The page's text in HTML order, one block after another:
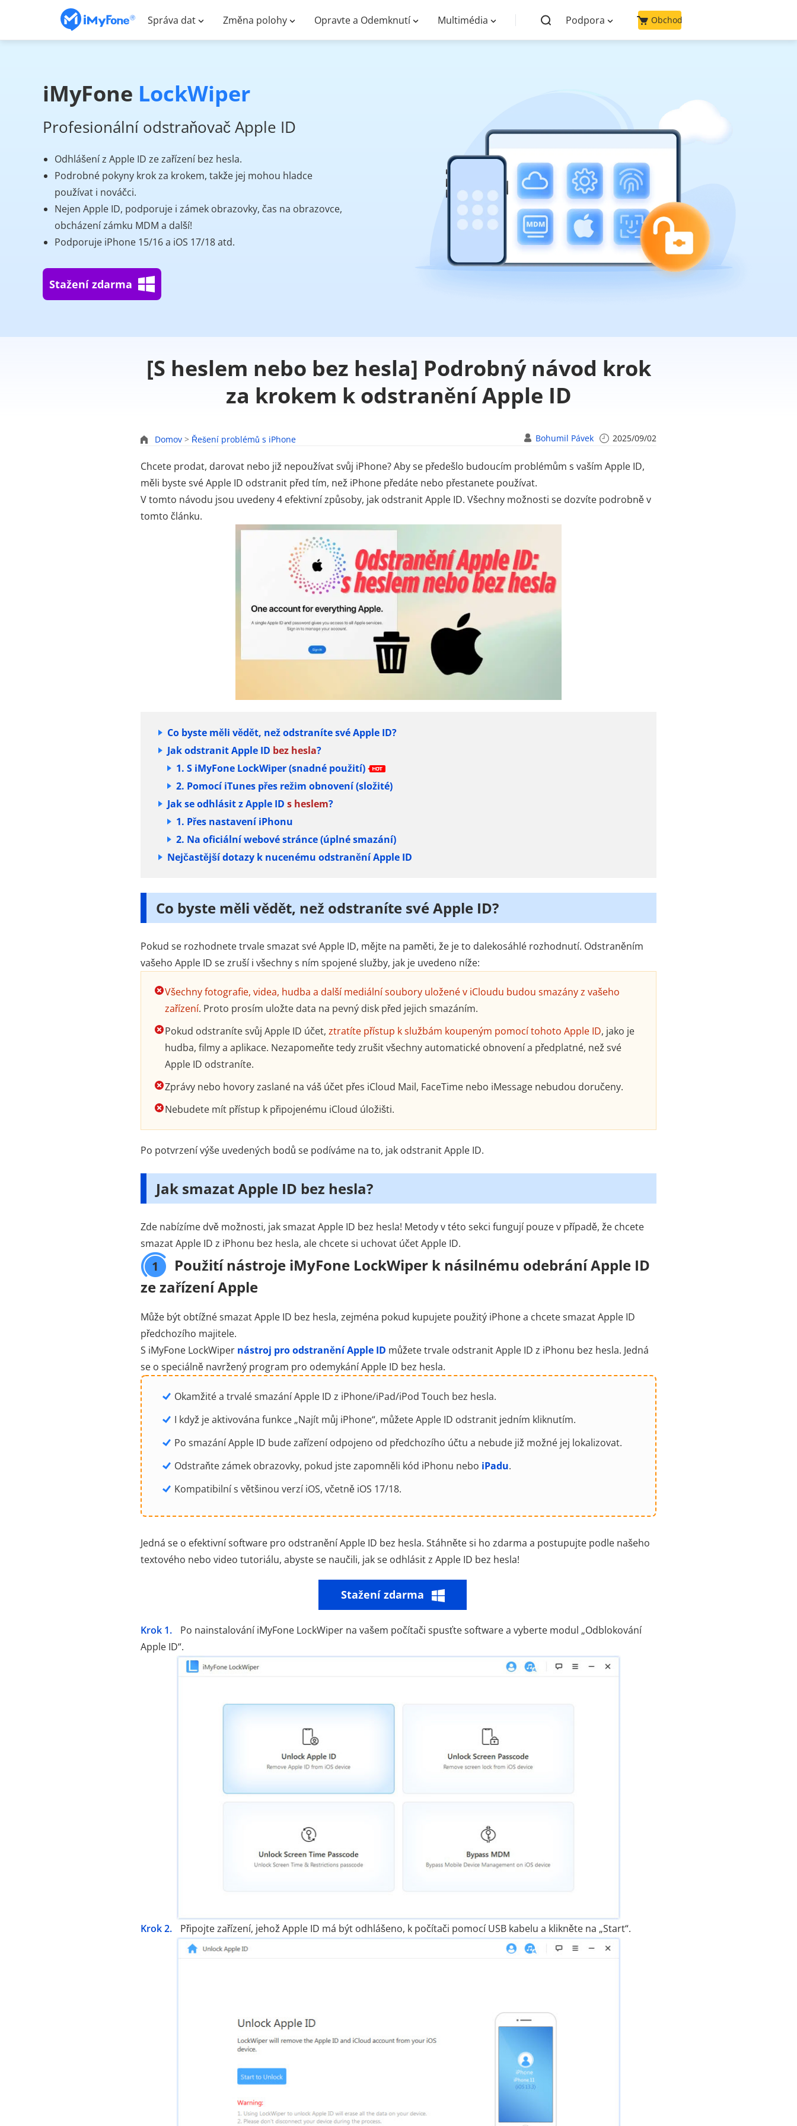
Správa dat Změna polohy Opravte a Odemknutí Multimédia Podpora Obchod
iMyFone LockWiper
Profesionální odstraňovač Apple ID
Odhlášení z Apple ID ze zařízení bez hesla.
Podrobné pokyny krok za krokem, takže jej mohou hladce
používat i nováčci.
Nejen Apple ID, podporuje i zámek obrazovky, čas na obrazovce,
obcházení zámku MDM a další!
Podporuje iPhone 15/16 a iOS 17/18 atd.
Stažení zdarma
[S heslem nebo bez hesla] Podrobný návod krok
za krokem k odstranění Apple ID
Domov > Řešení problémů s iPhone Bohumil Pávek 2025/09/02
Chcete prodat, darovat nebo již nepoužívat svůj iPhone? Aby se předešlo budoucím problémům s vaším Apple ID,
měli byste své Apple ID odstranit před tím, než iPhone předáte nebo přestanete používat.
V tomto návodu jsou uvedeny 4 efektivní způsoby, jak odstranit Apple ID. Všechny možnosti se dozvíte podrobně v
tomto článku.
Co byste měli vědět, než odstraníte své Apple ID?
Jak odstranit Apple ID bez hesla?
1. S iMyFone LockWiper (snadné použití)
2. Pomocí iTunes přes režim obnovení (složité)
Jak se odhlásit z Apple ID s heslem?
1. Přes nastavení iPhonu
2. Na oficiální webové stránce (úplné smazání)
Nejčastější dotazy k nucenému odstranění Apple ID
Co byste měli vědět, než odstraníte své Apple ID?
Pokud se rozhodnete trvale smazat své Apple ID, mějte na paměti, že je to dalekosáhlé rozhodnutí. Odstraněním
vašeho Apple ID se zruší i všechny s ním spojené služby, jak je uvedeno níže:
Všechny fotografie, videa, hudba a další mediální soubory uložené v iCloudu budou smazány z vašeho
zařízení. Proto prosím uložte data na pevný disk před jejich smazáním.
Pokud odstraníte svůj Apple ID účet, ztratíte přístup k službám koupeným pomocí tohoto Apple ID, jako je
hudba, filmy a aplikace. Nezapomeňte tedy zrušit všechny automatické obnovení a předplatné, než své
Apple ID odstraníte.
Zprávy nebo hovory zaslané na váš účet přes iCloud Mail, FaceTime nebo iMessage nebudou doručeny.
Nebudete mít přístup k připojenému iCloud úložišti.
Po potvrzení výše uvedených bodů se podíváme na to, jak odstranit Apple ID.
Jak smazat Apple ID bez hesla?
Zde nabízíme dvě možnosti, jak smazat Apple ID bez hesla! Metody v této sekci fungují pouze v případě, že chcete
smazat Apple ID z iPhonu bez hesla, ale chcete si uchovat účet Apple ID.
1
Použití nástroje iMyFone LockWiper k násilnému odebrání Apple ID
ze zařízení Apple
Může být obtížné smazat Apple ID bez hesla, zejména pokud kupujete použitý iPhone a chcete smazat Apple ID
předchozího majitele.
S iMyFone LockWiper nástroj pro odstranění Apple ID můžete trvale odstranit Apple ID z iPhonu bez hesla. Jedná
se o speciálně navržený program pro odemykání Apple ID bez hesla.
Okamžité a trvalé smazání Apple ID z iPhone/iPad/iPod Touch bez hesla.
I když je aktivována funkce „Najít můj iPhone“, můžete Apple ID odstranit jedním kliknutím.
Po smazání Apple ID bude zařízení odpojeno od předchozího účtu a nebude již možné jej lokalizovat.
Odstraňte zámek obrazovky, pokud jste zapomněli kód iPhonu nebo iPadu.
Kompatibilní s většinou verzí iOS, včetně iOS 17/18.
Jedná se o efektivní software pro odstranění Apple ID bez hesla. Stáhněte si ho zdarma a postupujte podle našeho
textového nebo video tutoriálu, abyste se naučili, jak se odhlásit z Apple ID bez hesla!
Stažení zdarma
Krok 1.
Po nainstalování iMyFone LockWiper na vašem počítači spusťte software a vyberte modul „Odblokování
Apple ID“.
Krok 2. Připojte zařízení, jehož Apple ID má být odhlášeno, k počítači pomocí USB kabelu a klikněte na „Start“.